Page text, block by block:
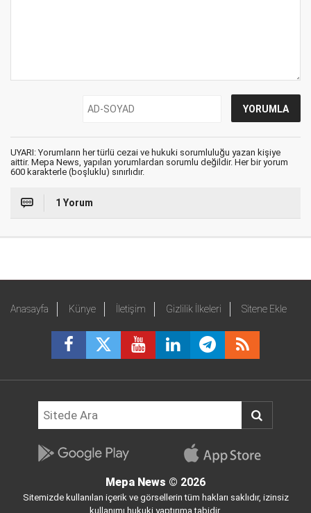
UYARI: Yorumların her türlü cezai ve hukuki sorumluluğu yazan kişiye
aittir. Mepa News, yapılan yorumlardan sorumlu değildir. Her bir yorum
600 karakterle (boşluklu) sınırlıdır.
1 Yorum
Anasayfa Künye İletişim Gizlilik İlkeleri Sitene Ekle
Mepa News © 2026
Sitemizde kullanılan içerik ve görsellerin tüm hakları saklıdır, izinsiz
kullanımı hukuki yaptırıma tabidir.